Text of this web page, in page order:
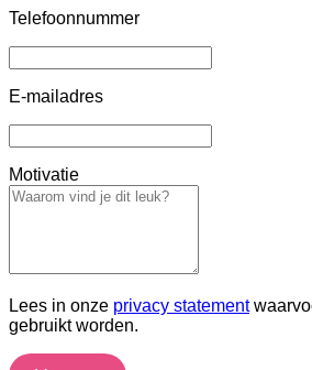
Telefoonnummer
E-mailadres
Motivatie
Lees in onze privacy statement
gebruikt worden.